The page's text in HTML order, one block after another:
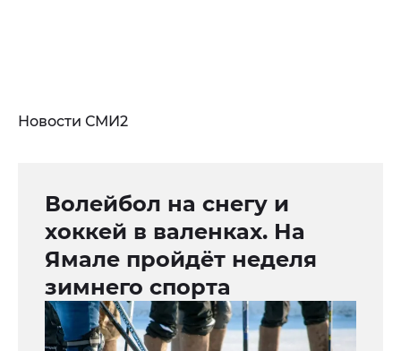
Новости СМИ2
Волейбол на снегу и
хоккей в валенках. На
Ямале пройдёт неделя
зимнего спорта